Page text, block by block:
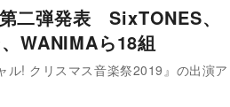
二弾発表 SixTONES、
WANIMAら18組
ル! クリスマス音楽祭2019』の出演ア